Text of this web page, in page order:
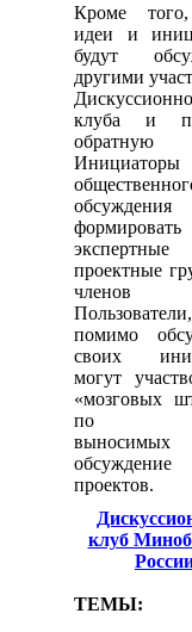
Кроме
идеи и
будут
другими
клуба и
обратную
Инициаторы
формировать
проектные
членов
Пользователи,
помимо
своих
могут
«мозговых
по
обсуждение
проектов.
клуб
ТЕМЫ: